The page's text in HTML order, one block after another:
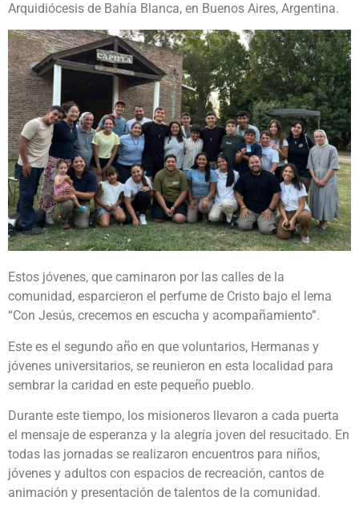
Arquidiócesis de Bahía Blanca, en Buenos Aires, Argentina.
Estos jóvenes, que caminaron por las calles de la
comunidad, esparcieron el perfume de Cristo bajo el lema
“Con Jesús, crecemos en escucha y acompañamiento”.
Este es el segundo año en que voluntarios, Hermanas y
jóvenes universitarios, se reunieron en esta localidad para
sembrar la caridad en este pequeño pueblo.
Durante este tiempo, los misioneros llevaron a cada puerta
el mensaje de esperanza y la alegría joven del resucitado. En
todas las jornadas se realizaron encuentros para niños,
jóvenes y adultos con espacios de recreación, cantos de
animación y presentación de talentos de la comunidad.